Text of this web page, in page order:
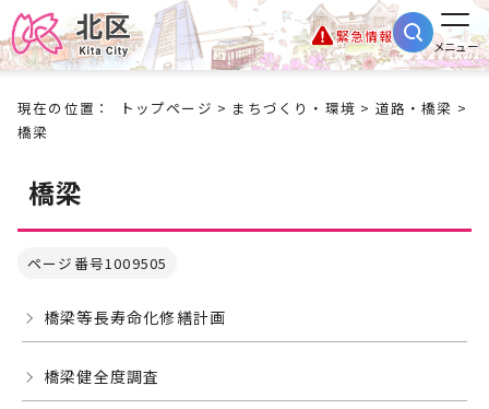
緊急情報
メニュー
現在の位置： トップページ > まちづくり・環境 > 道路・橋梁 >
橋梁
橋梁
ページ番号1009505
橋梁等長寿命化修繕計画
橋梁健全度調査